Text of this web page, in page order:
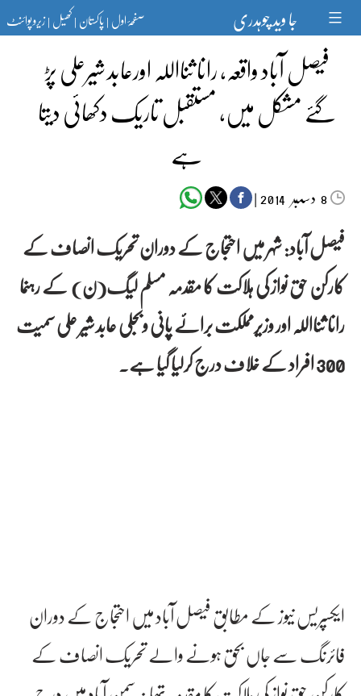
content جا وید چوہدری صفحۂ اول|پاکستان|کھیل|زیرو پوائنٹ
فیصل آباد واقعہ، رانا ثنااللہ اورعابد شیرعلی پڑ
گئے مشکل میں، مستقبل تاریک دکھائی دیتا
ہے
8دسمبر‬‮ |
فیصل آباد:شہر میں احتجاج کے دوران تحریک انصاف کے
کارکن حق نواز کی ہلاکت کا مقدمہ مسلم لیگ(ن) کے رہنما
رانا ثنااللہ اور وزیرمملکت برائے پانی وبجلی عابد شیر علی سمیت
300 افراد کے خلاف درج کرلیا گیا ہے۔
ایکسپریس نیوز کے مطابق فیصل آباد میں احتجاج کے دوران
فائرنگ سے جاں بحق ہونے والے تحریک انصاف کے